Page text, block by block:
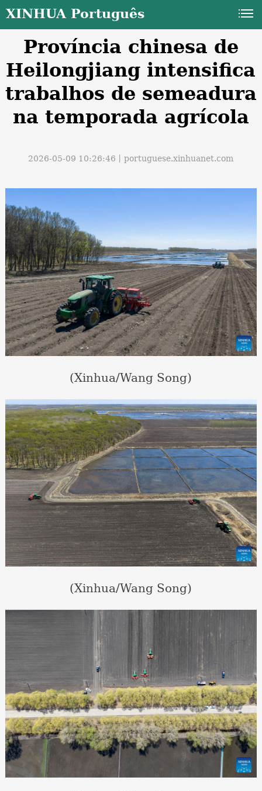
XINHUA Português
Província chinesa de
Heilongjiang intensifica
trabalhos de semeadura
na temporada agrícola
2026-05-09 10:26:46丨portuguese.xinhuanet.com
(Xinhua/Wang Song)
(Xinhua/Wang Song)